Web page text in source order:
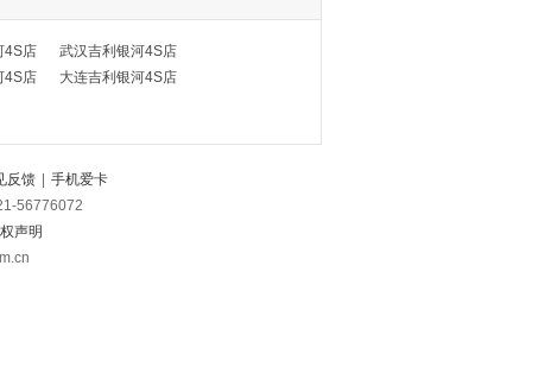
4S店
武汉吉利银河4S店
4S店
大连吉利银河4S店
反馈 | 手机爱卡
56776072
声明